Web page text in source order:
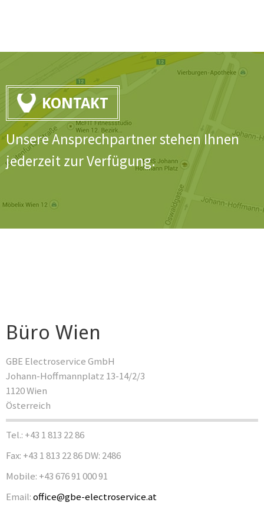
KONTAKT
Unsere Ansprechpartner stehen Ihnen
jederzeit zur Verfügung.
Büro Wien
GBE Electroservice GmbH
Johann-Hoffmannplatz 13-14/2/3
1120 Wien
Österreich
Tel.: +43 1 813 22 86
Fax: +43 1 813 22 86 DW: 2486
Mobile: +43 676 91 000 91
Email:office@gbe-electroservice.at